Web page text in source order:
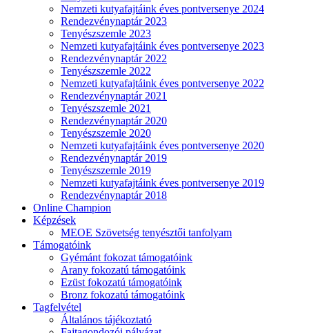
Nemzeti kutyafajtáink éves pontversenye 2024
Rendezvénynaptár 2023
Tenyészszemle 2023
Nemzeti kutyafajtáink éves pontversenye 2023
Rendezvénynaptár 2022
Tenyészszemle 2022
Nemzeti kutyafajtáink éves pontversenye 2022
Rendezvénynaptár 2021
Tenyészszemle 2021
Rendezvénynaptár 2020
Tenyészszemle 2020
Nemzeti kutyafajtáink éves pontversenye 2020
Rendezvénynaptár 2019
Tenyészszemle 2019
Nemzeti kutyafajtáink éves pontversenye 2019
Rendezvénynaptár 2018
Online Champion
Képzések
MEOE Szövetség tenyésztői tanfolyam
Támogatóink
Gyémánt fokozat támogatóink
Arany fokozatú támogatóink
Ezüst fokozatú támogatóink
Bronz fokozatú támogatóink
Tagfelvétel
Általános tájékoztató